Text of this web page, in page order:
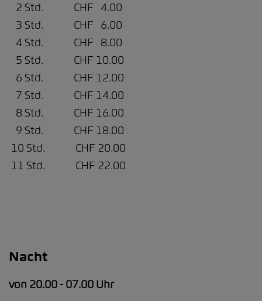
2 Std. CHF 4.00
3 Std. CHF 6.00
4 Std. CHF 8.00
5 Std. CHF 10.00
6 Std. CHF 12.00
7 Std. CHF 14.00
8 Std. CHF 16.00
9 Std. CHF 18.00
10 Std. CHF 20.00
11 Std. CHF 22.00
Nacht
von 20.00 - 07.00 Uhr